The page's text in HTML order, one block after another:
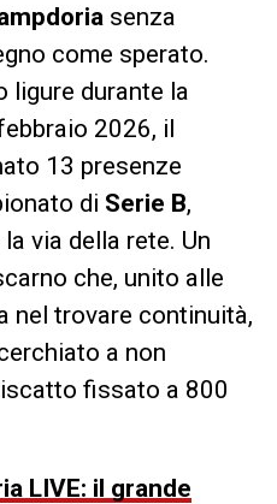
senza
come sperato.
ligure durante la
2026, il
13 presenze
di Serie B,
via della rete. Un
che, unito alle
nel trovare continuità,
a non
fissato a 800
LIVE: il grande